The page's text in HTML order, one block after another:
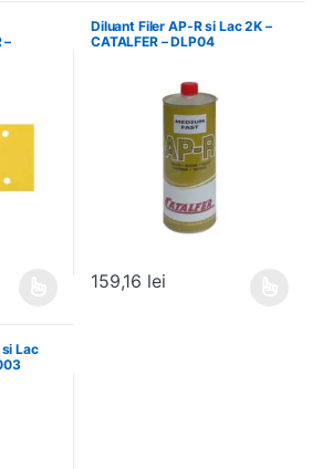
–
Diluant Filer AP-R si Lac 2K –
CATALFER – DLP04
159,16 lei
Lac